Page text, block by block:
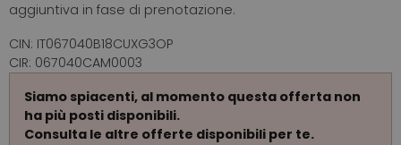
aggiuntiva in fase di prenotazione.
CIN: IT067040B18CUXG3OP
CIR: 067040CAM0003
Siamo spiacenti, al momento questa offerta non
ha più posti disponibili.
Consulta le altre offerte disponibili per te.